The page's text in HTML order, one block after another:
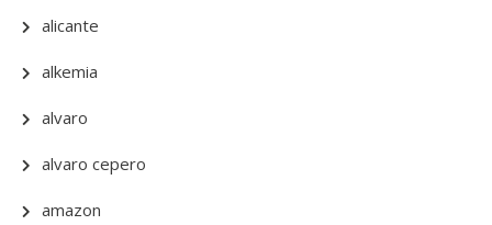
alicante
alkemia
alvaro
alvaro cepero
amazon